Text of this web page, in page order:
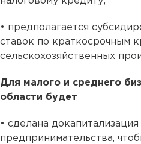
• предполагается
ставок по краткосрочным
сельскохозяйственных
Для малого и среднего
области будет
• сделана
предпринимательства,